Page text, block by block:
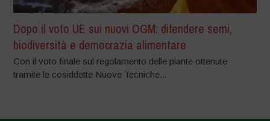
Dopo il voto UE sui nuovi OGM: difendere semi,
biodiversità e democrazia alimentare
Con il voto finale sul regolamento delle piante ottenute
tramite le cosiddette Nuove Tecniche...